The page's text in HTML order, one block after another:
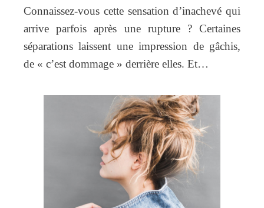
Connaissez-vous cette sensation d’inachevé qui
arrive parfois après une rupture ? Certaines
séparations laissent une impression de gâchis,
de « c’est dommage » derrière elles. Et…